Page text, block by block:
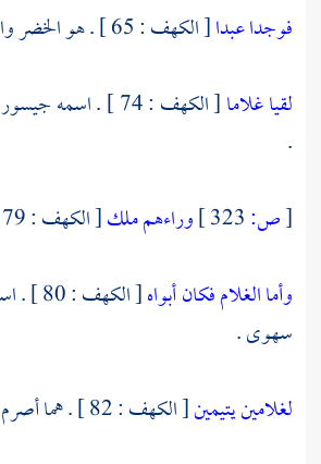
فوجدا عبدا[ الكهف : 65 ] . هو الخضر واسمه
لقيا غلاما[ الكهف : 74 ] . اسمه جيسور
.
[ص: وراءهم ملك[ الكهف : 79 ] . هو
وأما الغلام فكان أبواه[ الكهف : 80 ] . اسم الأب
سهوى.
لغلامين يتيمين[ الكهف : 82 ] . هما أصرم